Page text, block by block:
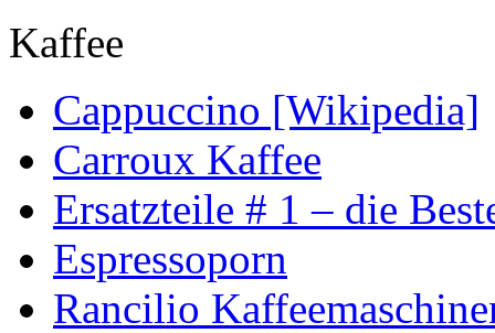
Kaffee
Cappuccino [Wikipedia]
Carroux Kaffee
Ersatzteile # 1 – die
Espressoporn
Rancilio